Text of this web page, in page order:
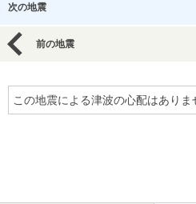
次の地震
前の地震
この地震による津波の心配はありま